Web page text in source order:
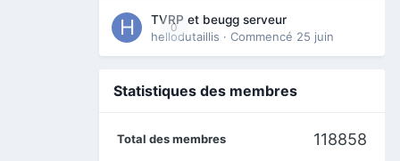
0
TVRP et beugg serveur
hellodutaillis · Commencé 25 juin
Statistiques des membres
Total des membres 118858